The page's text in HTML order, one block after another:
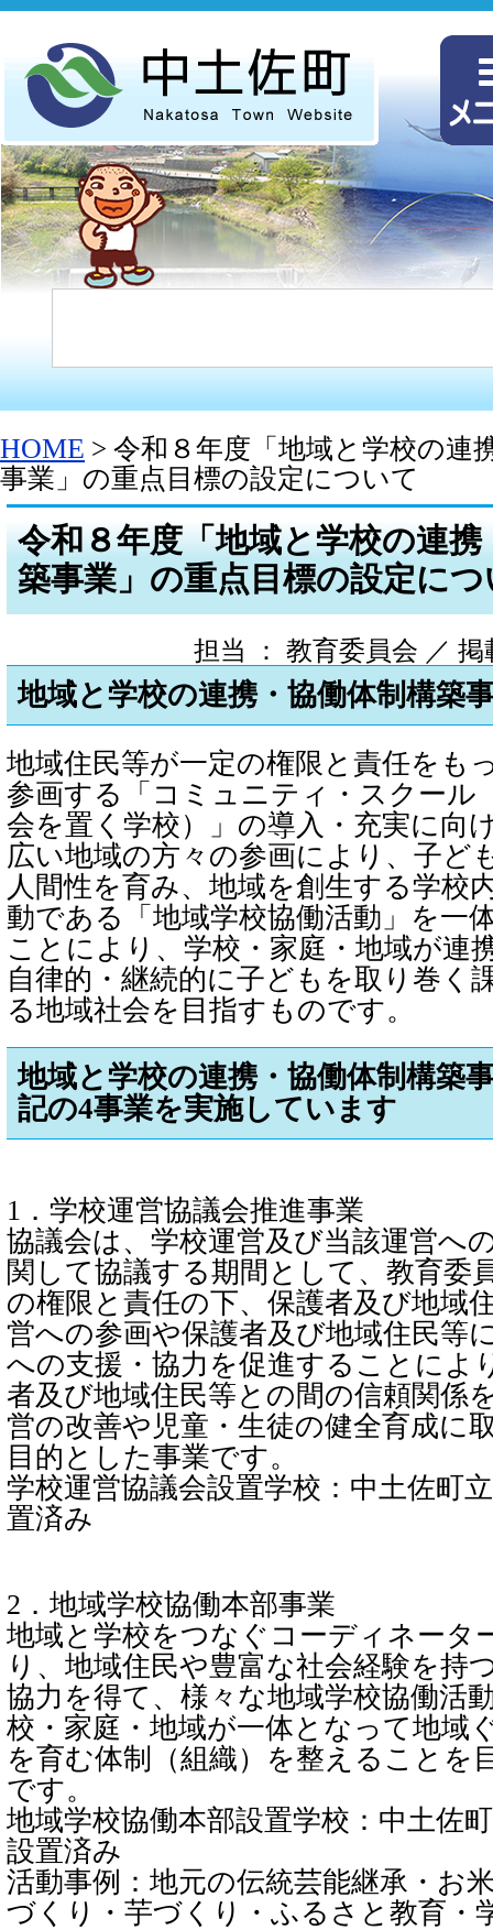
HOME > 令和８年度「地域と学校の連
事業」の重点目標の設定について
令和８年度「地域と学校の連携
築事業」の重点目標の設定に
担当 ： 教育委員会 ／ 掲
地域と学校の連携・協働体制構築
地域住民等が一定の権限と責任をも
参画する「コミュニティ・スクール
会を置く学校）」の導入・充実に向
広い地域の方々の参画により、子ど
人間性を育み、地域を創生する学校
動である「地域学校協働活動」を一
ことにより、学校・家庭・地域が連
自律的・継続的に子どもを取り巻く
る地域社会を目指すものです。
地域と学校の連携・協働体制構築
記の4事業を実施しています
1．学校運営協議会推進事業
協議会は、学校運営及び当該運営へ
関して協議する期間として、教育委
の権限と責任の下、保護者及び地域
営への参画や保護者及び地域住民等
への支援・協力を促進することによ
者及び地域住民等との間の信頼関係
営の改善や児童・生徒の健全育成に
目的とした事業です。
学校運営協議会設置学校：中土佐町
置済み
2．地域学校協働本部事業
地域と学校をつなぐコーディネータ
り、地域住民や豊富な社会経験を持
協力を得て、様々な地域学校協働活
校・家庭・地域が一体となって地域
を育む体制（組織）を整えることを
です。
地域学校協働本部設置学校：中土佐
設置済み
活動事例：地元の伝統芸能継承・お
づくり・芋づくり・ふるさと教育・